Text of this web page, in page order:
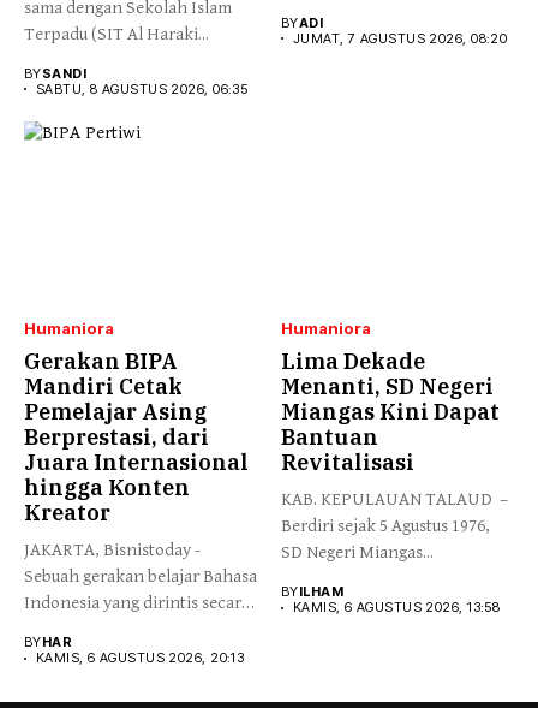
sama dengan Sekolah Islam
Terpadu (SIT Al Haraki...
BYSANDI
SABTU, 8 AGUSTUS 2026, 06:35
BYADI
JUMAT, 7 AGUSTUS 2026, 08:20
Humaniora
Gerakan BIPA
Mandiri Cetak
Pemelajar Asing
Berprestasi, dari
Juara Internasional
hingga Konten
Kreator
JAKARTA, Bisnistoday -
Sebuah gerakan belajar Bahasa
Indonesia yang dirintis secara
BYHAR
KAMIS, 6 AGUSTUS 2026, 20:13
Humaniora
Lima Dekade
Menanti, SD Negeri
Miangas Kini Dapat
Bantuan
Revitalisasi
KAB. KEPULAUAN TALAUD –
Berdiri sejak 5 Agustus 1976,
SD Negeri Miangas...
BYILHAM
KAMIS, 6 AGUSTUS 2026, 13:58